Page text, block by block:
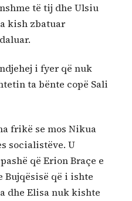
të tij dhe Ulsiu
kish zbatuar
i fyer që nuk
ta bënte copë Sali
frikë se mos Nikua
socialistëve. U
që Erion Braçe e
që i ishte
dhe Elisa nuk kishte